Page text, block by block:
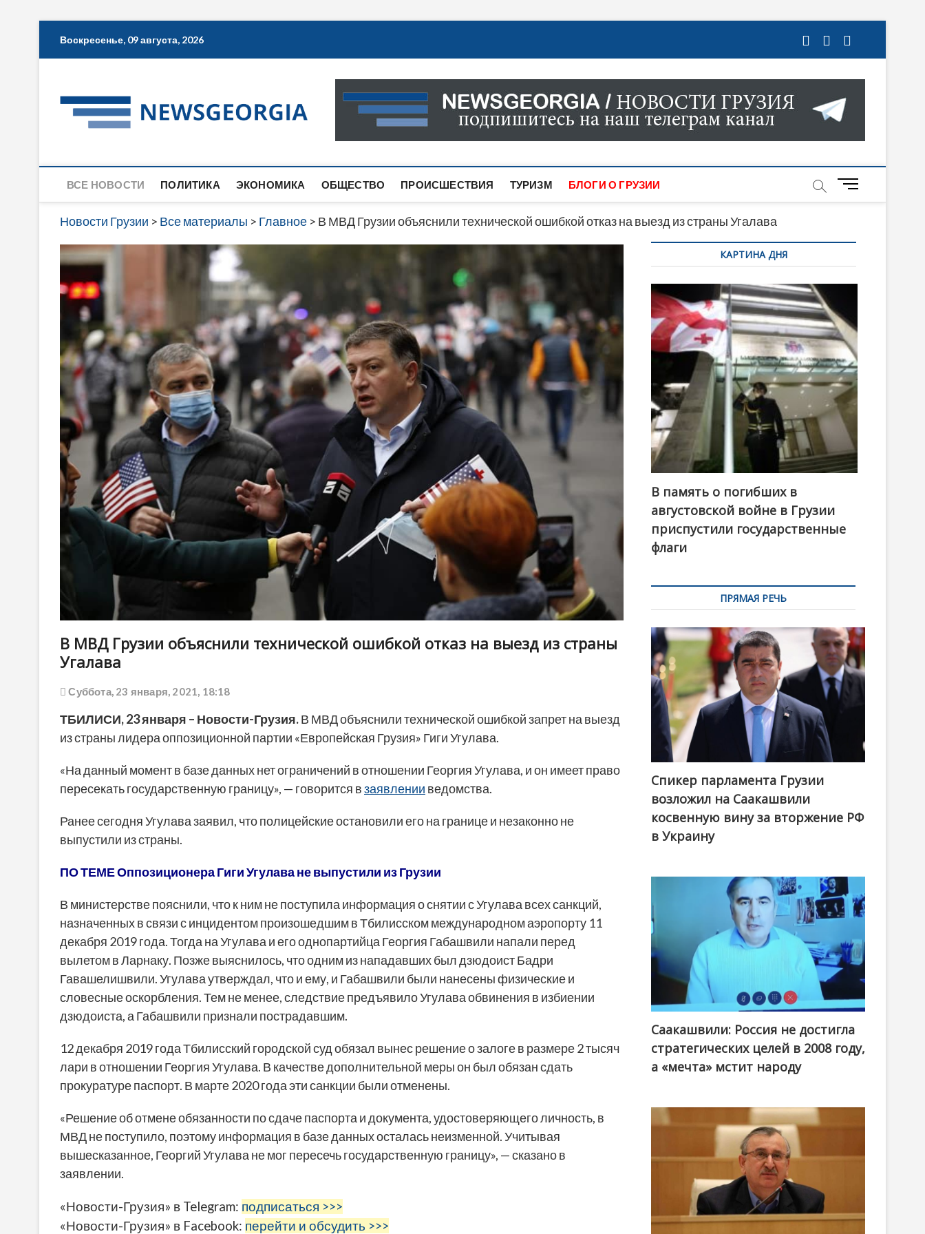
Воскресенье, 09 августа, 2026
Новости Грузии
САМАЯ АКТУАЛЬНАЯ ИНФОРМАЦИЯ О СОБЫТИЯХ В ГРУЗИИ. НОВОСТИ ГРУЗИИ ОНЛАЙН. НА
САЙТЕ ВЫ НАЙДЕТЕ НОВОСТИ ПОЛИТИКИ, ЭКОНОМИКИ, КУЛЬТУРЫ, СПОРТА И МНОГОЕ
ВСЕ НОВОСТИ ПОЛИТИКА ЭКОНОМИКА ОБЩЕСТВО ПРОИСШЕСТВИЯ ТУРИЗМ БЛОГИ О ГРУЗИИ
M
e
o
n
Новости Грузии > Все материалы > Главное > В МВД Грузии объяснили технической ошибкой отказ на выезд из страны Угалава
В МВД Грузии объяснили технической ошибкой отказ на выезд из страны
Угалава
Суббота, 23 января, 2021, 18:18
ТБИЛИСИ, 23 января – Новости-Грузия.В МВД объяснили технической ошибкой запрет на выезд
из страны лидера оппозиционной партии «Европейская Грузия» Гиги Угулава.
«На данный момент в базе данных нет ограничений в отношении Георгия Угулава, и он имеет право
пересекать государственную границу», — говорится взаявлении ведомства.
Ранее сегодня Угулава заявил, что полицейские остановили его на границе и незаконно не
выпустили из страны.
ПО ТЕМЕ Оппозиционера Гиги Угулава не выпустили из Грузии
В министерстве пояснили, что к ним не поступила информация о снятии с Угулава всех санкций,
назначенных в связи с инцидентом произошедшим в Тбилисском международном аэропорту 11
декабря 2019 года. Тогда на Угулава и его однопартийца Георгия Габашвили напали перед
вылетом в Ларнаку. Позже выяснилось, что одним из нападавших был дзюдоист Бадри
Гавашелишвили. Угулава утверждал, что и ему, и Габашвили были нанесены физические и
словесные оскорбления. Тем не менее, следствие предъявило Угулава обвинения в избиении
дзюдоиста, а Габашвили признали пострадавшим.
12 декабря 2019 года Тбилисский городской суд обязал вынес решение о залоге в размере 2 тысяч
лари в отношении Георгия Угулава. В качестве дополнительной меры он был обязан сдать
прокуратуре паспорт. В марте 2020 года эти санкции были отменены.
«Решение об отмене обязанности по сдаче паспорта и документа, удостоверяющего личность, в
МВД не поступило, поэтому информация в базе данных осталась неизменной. Учитывая
вышесказанное, Георгий Угулава не мог пересечь государственную границу», — сказано в
заявлении.
«Новости-Грузия» в Telegram: подписаться >>>
«Новости-Грузия» в Facebook: перейти и обсудить >>>
КАРТИНА ДНЯ
В память о погибших в
августовской войне в Грузии
приспустили государственные
флаги
ПРЯМАЯ РЕЧЬ
Спикер парламента Грузии
возложил на Саакашвили
косвенную вину за вторжение РФ
в Украину
Саакашвили: Россия не достигла
стратегических целей в 2008 году,
а «мечта» мстит народу